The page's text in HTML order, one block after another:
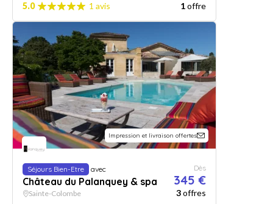
5.0 1 avis 1offre
Impression et livraison offertes
Séjours Bien-Etre avec
Château du Palanquey & spa
Dès
345 €
Sainte-Colombe 3offres